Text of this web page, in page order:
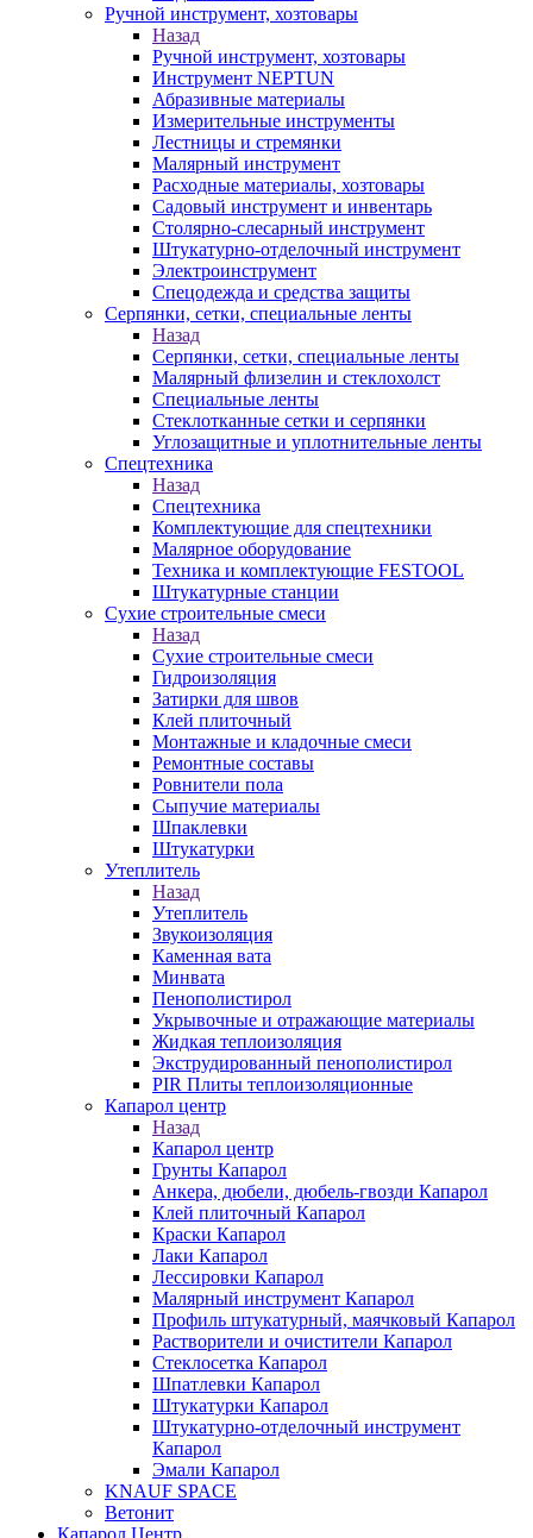
Ручной инструмент, хозтовары
Назад
Ручной инструмент, хозтовары
Инструмент NEPTUN
Абразивные материалы
Измерительные инструменты
Лестницы и стремянки
Малярный инструмент
Расходные материалы, хозтовары
Садовый инструмент и инвентарь
Столярно-слесарный инструмент
Штукатурно-отделочный инструмент
Электроинструмент
Спецодежда и средства защиты
Серпянки, сетки, специальные ленты
Назад
Серпянки, сетки, специальные ленты
Малярный флизелин и стеклохолст
Специальные ленты
Стеклотканные сетки и серпянки
Углозащитные и уплотнительные ленты
Спецтехника
Назад
Спецтехника
Комплектующие для спецтехники
Малярное оборудование
Техника и комплектующие FESTOOL
Штукатурные станции
Сухие строительные смеси
Назад
Сухие строительные смеси
Гидроизоляция
Затирки для швов
Клей плиточный
Монтажные и кладочные смеси
Ремонтные составы
Ровнители пола
Сыпучие материалы
Шпаклевки
Штукатурки
Утеплитель
Назад
Утеплитель
Звукоизоляция
Каменная вата
Минвата
Пенополистирол
Укрывочные и отражающие материалы
Жидкая теплоизоляция
Экструдированный пенополистирол
PIR Плиты теплоизоляционные
Капарол центр
Назад
Капарол центр
Грунты Капарол
Анкера, дюбели, дюбель-гвозди Капарол
Клей плиточный Капарол
Краски Капарол
Лаки Капарол
Лессировки Капарол
Малярный инструмент Капарол
Профиль штукатурный, маячковый Капарол
Растворители и очистители Капарол
Cтеклосетка Капарол
Шпатлевки Капарол
Штукатурки Капарол
Штукатурно-отделочный инструмент
Капарол
Эмали Капарол
KNAUF SPACE
Ветонит
Капарол Центр